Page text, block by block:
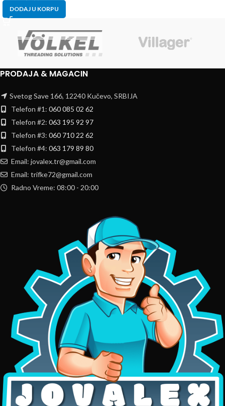
DODAJ U KORPU
PRODAJA & MAGACIN
Svetog Save 166, 12240 Kučevo, SRBIJA
Telefon #1: 060 085 02 62
Telefon #2: 063 195 92 97
Telefon #3: 060 710 22 62
Telefon #4: 063 179 89 80
Email: jovalex.tr@gmail.com
Email: trifke72@gmail.com
Radno Vreme: 08:00 - 20:00